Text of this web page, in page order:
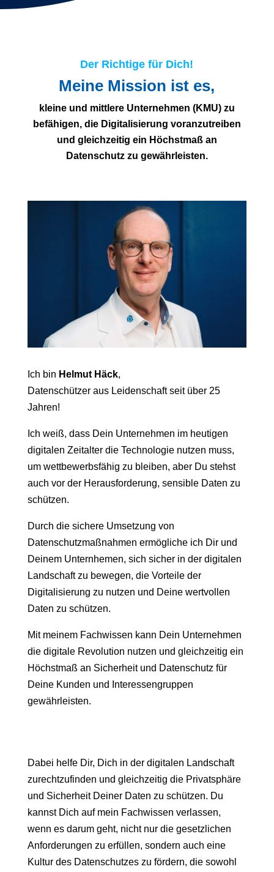
Der Richtige für Dich!
Meine Mission ist es,
kleine und mittlere Unternehmen (KMU) zu
befähigen, die Digitalisierung voranzutreiben
und gleichzeitig ein Höchstmaß an
Datenschutz zu gewährleisten.
Ich bin Helmut Häck,
Datenschützer aus Leidenschaft seit über 25
Jahren!
Ich weiß, dass Dein Unternehmen im heutigen
digitalen Zeitalter die Technologie nutzen muss,
um wettbewerbsfähig zu bleiben, aber Du stehst
auch vor der Herausforderung, sensible Daten zu
schützen.
Durch die sichere Umsetzung von
Datenschutzmaßnahmen ermögliche ich Dir und
Deinem Unternhemen, sich sicher in der digitalen
Landschaft zu bewegen, die Vorteile der
Digitalisierung zu nutzen und Deine wertvollen
Daten zu schützen.
Mit meinem Fachwissen kann Dein Unternehmen
die digitale Revolution nutzen und gleichzeitig ein
Höchstmaß an Sicherheit und Datenschutz für
Deine Kunden und Interessengruppen
gewährleisten.
Dabei helfe Dir, Dich in der digitalen Landschaft
zurechtzufinden und gleichzeitig die Privatsphäre
und Sicherheit Deiner Daten zu schützen. Du
kannst Dich auf mein Fachwissen verlassen,
wenn es darum geht, nicht nur die gesetzlichen
Anforderungen zu erfüllen, sondern auch eine
Kultur des Datenschutzes zu fördern, die sowohl